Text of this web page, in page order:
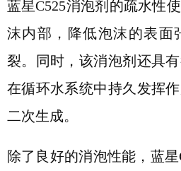
蓝星C525消泡剂的疏水性
沫内部，降低泡沫的表面
裂。同时，该消泡剂还具
在循环水系统中持久发挥
二次生成。
除了 良好的消泡性能，蓝星